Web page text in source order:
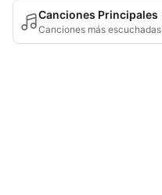
Canciones Principales
Canciones más escuchadas